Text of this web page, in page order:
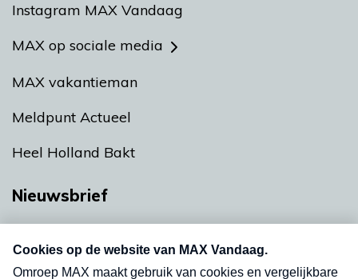
Instagram MAX Vandaag
MAX op sociale media
MAX vakantieman
Meldpunt Actueel
Heel Holland Bakt
Nieuwsbrief
Neem hier een gratis abonnement op onze
nieuwsbrief. Elke vrijdag- en dinsdagochtend in
uw mailbox.